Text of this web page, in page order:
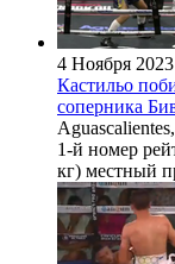
4 Ноября 2023
Кастильо
соперника
1-й номер
кг) местный